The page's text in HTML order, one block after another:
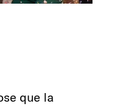
que la